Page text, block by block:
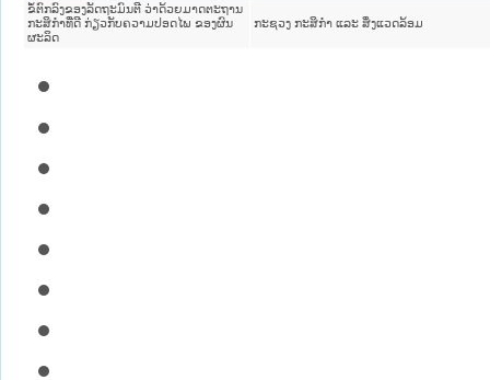
ຂໍ້ຕົກລົງຂອງລັດຖະມົນຕີ ວ່າດ້ວຍມາດຕະຖານ
ກະສິກໍາທີ່ດີ ກ່ຽວກັບຄວາມປອດໄພ ຂອງຜົນ
ຜະລິດ
ກະຊວງ ກະສິກຳ ແລະ ສິ່ງແວດລ້ອມ